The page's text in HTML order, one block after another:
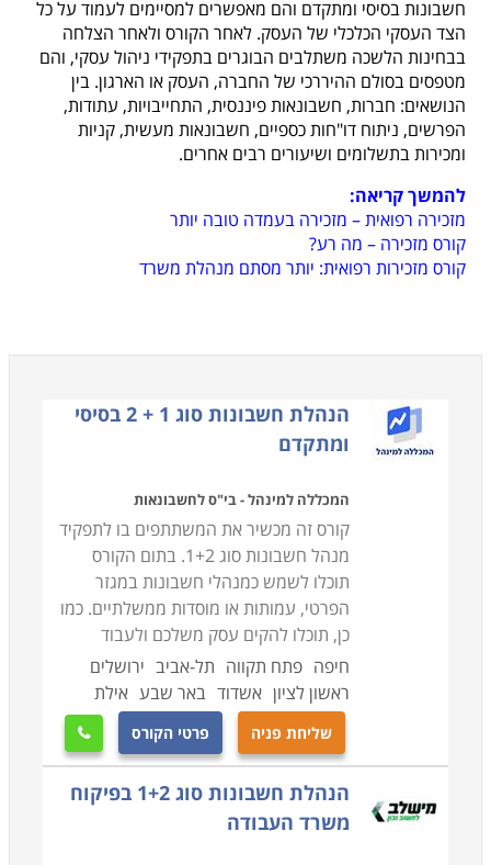
חשבונות בסיסי ומתקדם והם מאפשרים למסיימים לעמוד על כל
הצד העסקי הכלכלי של העסק. לאחר הקורס ולאחר הצלחה
בבחינות הלשכה משתלבים הבוגרים בתפקידי ניהול עסקי, והם
מטפסים בסולם ההיררכי של החברה, העסק או הארגון. בין
הנושאים: חברות, חשבונאות פיננסית, התחייבויות, עתודות,
הפרשים, ניתוח דו"חות כספיים, חשבונאות מעשית, קניות
ומכירות בתשלומים ושיעורים רבים אחרים.
להמשך קריאה:
מזכירה רפואית – מזכירה בעמדה טובה יותר
קורס מזכירה – מה רע?
קורס מזכירות רפואית: יותר מסתם מנהלת משרד
הנהלת חשבונות סוג 1 + 2 בסיסי
ומתקדם
המכללה למינהל - בי"ס לחשבונאות
קורס זה מכשיר את המשתתפים בו לתפקיד
מנהל חשבונות סוג 1+2. בתום הקורס
תוכלו לשמש כמנהלי חשבונות במגזר
הפרטי, עמותות או מוסדות ממשלתיים. כמו
כן, תוכלו להקים עסק משלכם ולעבוד
חיפה פתח תקווה תל-אביב ירושלים
ראשון לציון אשדוד באר שבע אילת
שליחת פניה פרטי הקורס 
הנהלת חשבונות סוג 1+2 בפיקוח
משרד העבודה